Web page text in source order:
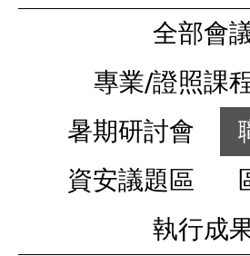
全部會
專業/證照課
暑期研討會
資安議題區
執行成